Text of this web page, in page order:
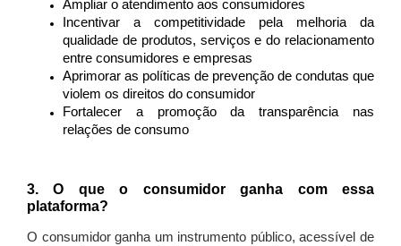
Ampliar o atendimento aos consumidores
Incentivar a competitividade pela melhoria da
qualidade de produtos, serviços e do relacionamento
entre consumidores e empresas
Aprimorar as políticas de prevenção de condutas que
violem os direitos do consumidor
Fortalecer a promoção da transparência nas
relações de consumo
3. O que o consumidor ganha com essa
plataforma?
O consumidor ganha um instrumento público, acessível de